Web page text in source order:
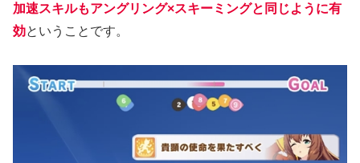
加速スキルもアングリング×スキーミングと同じように有
効ということです。